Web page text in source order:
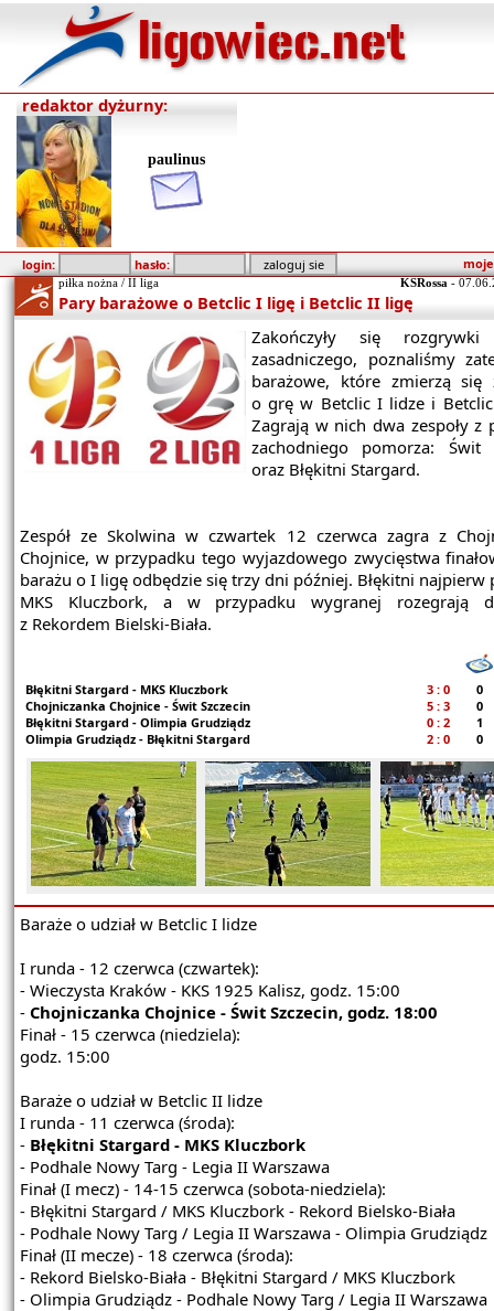
redaktor dyżurny:
paulinus
login: hasło:
piłka nożna / II liga KSRossa -
Pary barażowe o Betclic I ligę i Betclic II ligę
Zakończyły się rozgrywki
zasadniczego, poznaliśmy
barażowe, które zmierzą się
o grę w Betclic I lidze i
Zagrają w nich dwa zespoły z
zachodniego pomorza: Świt
oraz Błękitni Stargard.
Zespół ze Skolwina w czwartek 12 czerwca zagra z
Chojnice, w przypadku tego wyjazdowego zwycięstwa
barażu o I ligę odbędzie się trzy dni później. Błękitni najpierw
MKS Kluczbork, a w przypadku wygranej rozegrają
z Rekordem Bielski-Biała.
Błękitni Stargard - MKS Kluczbork 3 : 0
0
Chojniczanka Chojnice - Świt Szczecin
5 : 3
0
Błękitni Stargard - Olimpia Grudziądz
0 : 2
1
Olimpia Grudziądz - Błękitni Stargard
2 : 0 0
Baraże o udział w Betclic I lidze
I runda - 12 czerwca (czwartek):
- Wieczysta Kraków - KKS 1925 Kalisz, godz. 15:00
- Chojniczanka Chojnice - Świt Szczecin, godz. 18:00
Finał - 15 czerwca (niedziela):
godz. 15:00
Baraże o udział w Betclic II lidze
I runda - 11 czerwca (środa):
- Błękitni Stargard - MKS Kluczbork
- Podhale Nowy Targ - Legia II Warszawa
Finał (I mecz) - 14-15 czerwca (sobota-niedziela):
- Błękitni Stargard / MKS Kluczbork - Rekord Bielsko-Biała
- Podhale Nowy Targ / Legia II Warszawa - Olimpia Grudziądz
Finał (II mecze) - 18 czerwca (środa):
- Rekord Bielsko-Biała - Błękitni Stargard / MKS Kluczbork
- Olimpia Grudziądz - Podhale Nowy Targ / Legia II Warszawa